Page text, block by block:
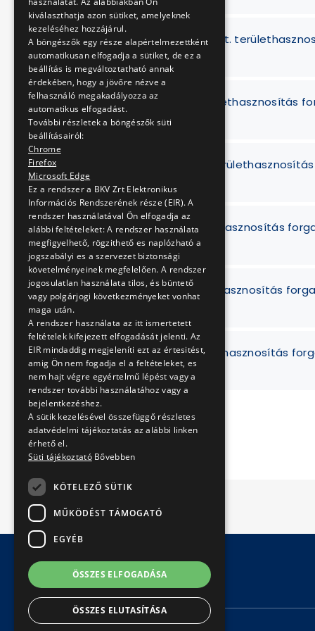
Vígszínház Nonprofit Kft.
Kelly Squared Kft. területhasznosítás
Hello Production Kft.
Baranyi Szonja. területhasznosítás
Balázsi György területhasznosítás
SHOOTEASY Kft. területhasznosítás
KAPCSOLAT
kiválaszthatja azon sütiket, amelyeknek
kezeléséhez hozzájárul.
A böngészők egy része alapértelmezettként
automatikusan elfogadja a sütiket, de ez a
beállítás is megváltoztatható annak
érdekében, hogy a jövőre nézve a
felhasználó megakadályozza az
automatikus elfogadást.
További részletek a böngészők süti
beállításairól:
Chrome
Firefox
Microsoft Edge
Ez a rendszer a BKV Zrt Elektronikus
Információs Rendszerének része (EIR). A
rendszer használatával Ön elfogadja az
alábbi feltételeket: A rendszer használata
megfigyelhető, rögzithető es naplózható a
jogszabályi es a szervezet biztonsági
követelményeinek megfelelően. A rendszer
jogosulatlan használata tilos, és büntető
vagy polgárjogi következményeket vonhat
maga után.
A rendszer használata az itt ismertetett
feltételek kifejezett elfogadását jelenti. Az
EIR mindaddig megjeleníti ezt az értesitést,
amig Ön nem fogadja el a feltételeket, es
nem hajt végre egyértelmű lépést vagy a
rendszer további használatához vagy a
bejelentkezéshez.
A sütik kezelésével összefüggő részletes
adatvédelmi tájékoztatás az alábbi linken
érhető el.
Süti tájékoztató Bővebben
KÖTELEZŐ SÜTIK
MŰKÖDÉST TÁMOGATÓ
EGYÉB
ÖSSZES ELFOGADÁSA
ÖSSZES ELUTASÍTÁSA